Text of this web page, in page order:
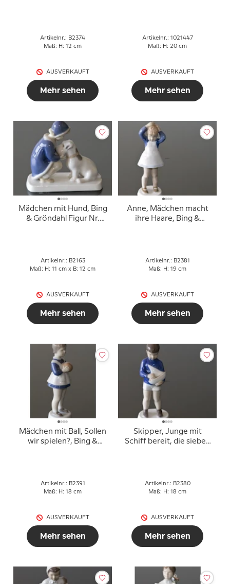
Artikelnr.: B2374
Maß: H: 12 cm
AUSVERKAUFT
Mehr sehen
Artikelnr.: 1021447
Maß: H: 20 cm
AUSVERKAUFT
Mehr sehen
Mädchen mit Hund, Bing
& Gröndahl Figur Nr.
Artikelnr.: B2163
Maß: H: 11 cm x B: 12 cm
AUSVERKAUFT
Mehr sehen
Anne, Mädchen macht
ihre Haare, Bing &
Artikelnr.: B2381
Maß: H: 19 cm
AUSVERKAUFT
Mehr sehen
Mädchen mit Ball, Sollen
wir spielen?, Bing &
Artikelnr.: B2391
Maß: H: 18 cm
AUSVERKAUFT
Mehr sehen
Skipper, Junge mit
Schiff bereit, die sieben
Artikelnr.: B2380
Maß: H: 18 cm
AUSVERKAUFT
Mehr sehen